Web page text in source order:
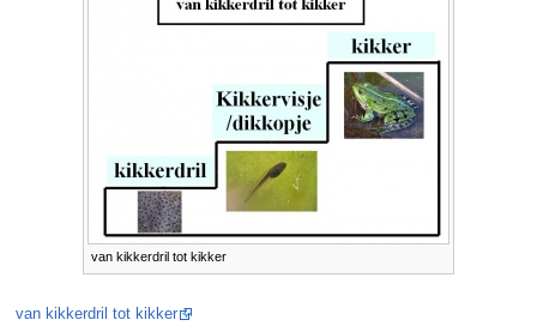
van kikkerdril tot kikker
van kikkerdril tot kikker